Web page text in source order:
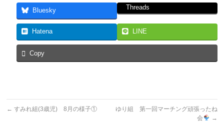
Bluesky Threads
Hatena LINE
Copy
← すみれ組(3歳児) 8月の様子①
ゆり組 第一回マーチング頑張ったね
会
→